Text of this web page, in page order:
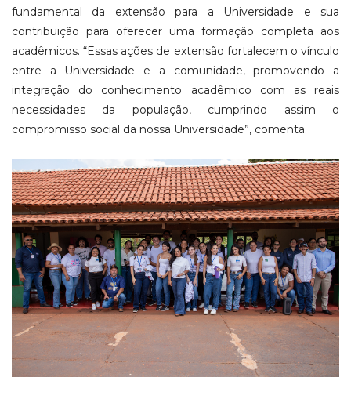
fundamental da extensão para a Universidade e sua
contribuição para oferecer uma formação completa aos
acadêmicos. “Essas ações de extensão fortalecem o vínculo
entre a Universidade e a comunidade, promovendo a
integração do conhecimento acadêmico com as reais
necessidades da população, cumprindo assim o
compromisso social da nossa Universidade”, comenta.